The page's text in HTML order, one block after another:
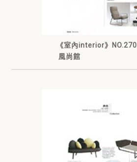
《室內interior》NO.270
風尚館